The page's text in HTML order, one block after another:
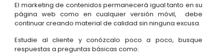
El marketing de contenidos permanecerá igual tanto en su
página web como en cualquier versión móvil, debe
continuar creando material de calidad sin ninguna excusa.
Estudie al cliente y conózcalo poco a poco, busque
respuestas a preguntas básicas como: